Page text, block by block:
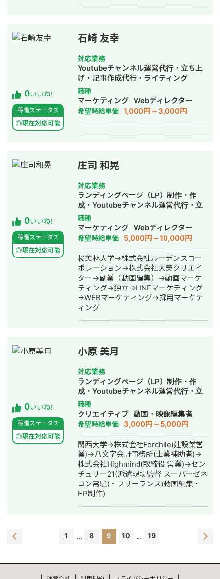
ロワーも10万人おり、インフルエンサ
ーマーケにも精通。 全ての施策担当者
がチーム内にいるため、迅速で全方位
的なサポートが可能。
0いいね!
稼働ステータス
◎現在対応可能
石崎 友幸
対応業務
Youtubeチャンネル運営代行・立ち上
げ・記事作成代行・ライティング
職種
マーケティング Webディレクター
希望時給単価 1,000円～3,000円
0いいね!
稼働ステータス
◎現在対応可能
庄司 和晃
対応業務
ランディングページ（LP）制作・作
成・Youtubeチャンネル運営代行・立
ち上げ・記事作成代行・ライティン
グ・オウンドメディア制作・構築・運
用代行・動画制作・動画編集・採用代
行・AI活用
職種
マーケティング Webディレクター
希望時給単価 5,000円～10,000円
桜美林大学→株式会社ルーデンスコー
ポレーション→株式会社大榮クリエイ
ター→副業（動画編集）→動画マーケ
ティング→独立→LINEマーケティング
→WEBマーケティング→採用マーケテ
ィング
0いいね!
稼働ステータス
◎現在対応可能
小原 美月
対応業務
ランディングページ（LP）制作・作
成・Youtubeチャンネル運営代行・立
ち上げ・SNS運用代行・ホームページ
制作・作成・動画制作・動画編集
職種
クリエイティブ 動画・映像編集者
希望時給単価 3,000円～5,000円
関西大学→株式会社Forchile(建設業営
業)→八文字会計事務所(士業補助者)→
株式会社Highmind(取締役 営業)→セン
チュリー21(派遣現場監督 スーパーゼネ
コン常駐)・フリーランス(動画編集・
HP制作)
1 ... 8 9 10 ... 19